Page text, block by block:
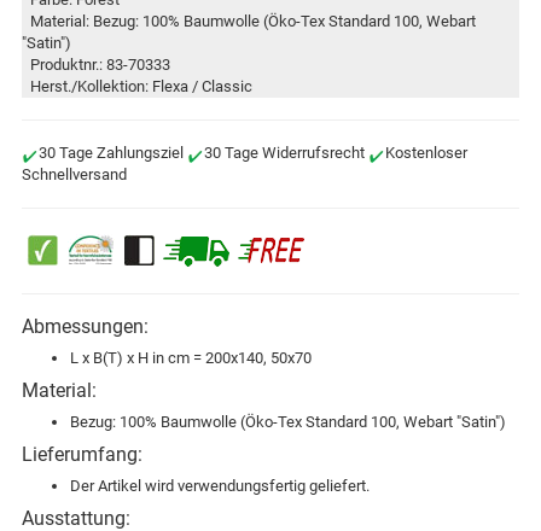
Material: Bezug: 100% Baumwolle (Öko-Tex Standard 100, Webart
"Satin")
Produktnr.: 83-70333
Herst./Kollektion: Flexa / Classic
30 Tage Zahlungsziel 30 Tage Widerrufsrecht
Kostenloser
Schnellversand
Abmessungen:
L x B(T) x H in cm = 200x140, 50x70
Material:
Bezug: 100% Baumwolle (Öko-Tex Standard 100, Webart "Satin")
Lieferumfang:
Der Artikel wird verwendungsfertig geliefert.
Ausstattung: